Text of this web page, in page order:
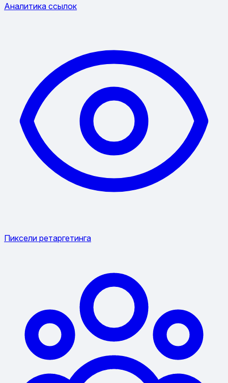
Аналитика ссылок
Пиксели ретаргетинга